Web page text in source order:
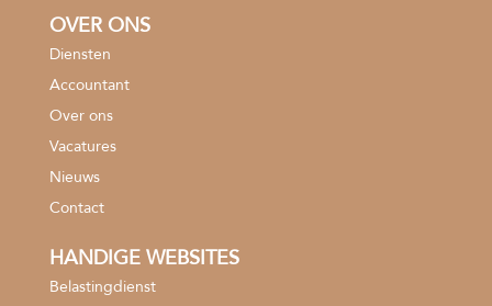
OVER ONS
Diensten
Accountant
Over ons
Vacatures
Nieuws
Contact
HANDIGE WEBSITES
Belastingdienst